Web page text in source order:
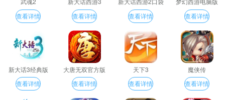
查看详情
查看详情
版
查看详情
查看详情
新大话3经典版
查看详情
大唐无双官方版
查看详情
天下3
查看详情
魔侠传
查看详情